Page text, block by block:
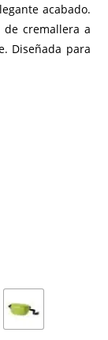
acabado.
de cremallera a
Diseñada para